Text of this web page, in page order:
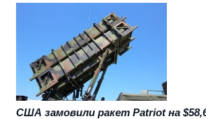
США замовили ракет Patriot на